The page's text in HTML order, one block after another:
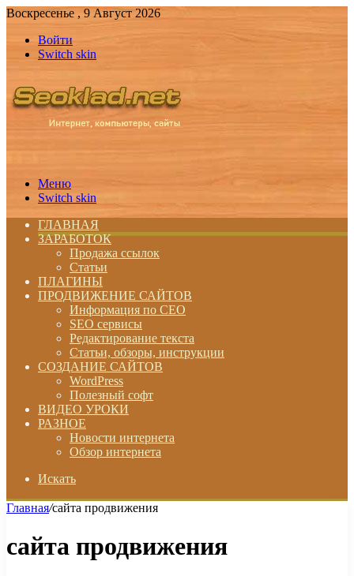
Воскресенье , 9 Август 2026
Войти
Switch skin
Меню
Switch skin
ГЛАВНАЯ
ЗАРАБОТОК
Продажа ссылок
Статьи
ПЛАГИНЫ
ПРОДВИЖЕНИЕ САЙТОВ
Информация по СЕО
SEO сервисы
Редактирование текста
Статьи, обзоры, инструкции
СОЗДАНИЕ САЙТОВ
WordPress
Полезный софт
ВИДЕО УРОКИ
РАЗНОЕ
Новости интернета
Обзор интернета
Искать
Главная/сайта продвижения
сайта продвижения